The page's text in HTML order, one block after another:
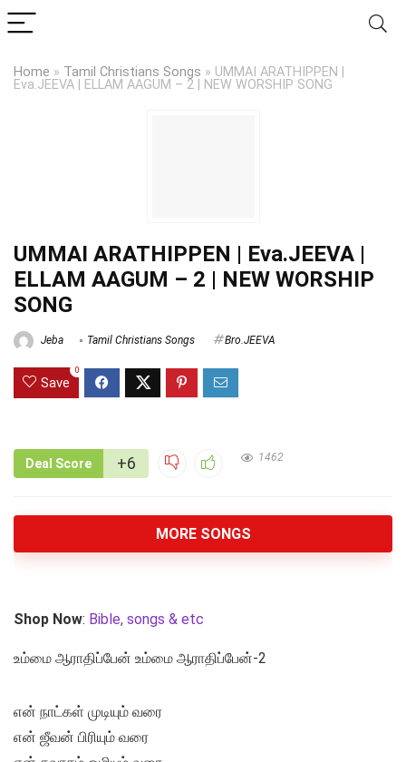
Home » Tamil Christians Songs » UMMAI ARATHIPPEN |
Eva.JEEVA | ELLAM AAGUM – 2 | NEW WORSHIP SONG
UMMAI ARATHIPPEN | Eva.JEEVA |
ELLAM AAGUM – 2 | NEW WORSHIP
SONG
Jeba Tamil Christians Songs Bro.JEEVA
Save
0
Deal Score +6 1462
MORE SONGS
Shop Now: Bible, songs & etc
உம்மை ஆராதிப்பேன் உம்மை ஆராதிப்பேன்-2
என் நாட்கள் முடியும் வரை
என் ஜீவன் பிரியும் வரை